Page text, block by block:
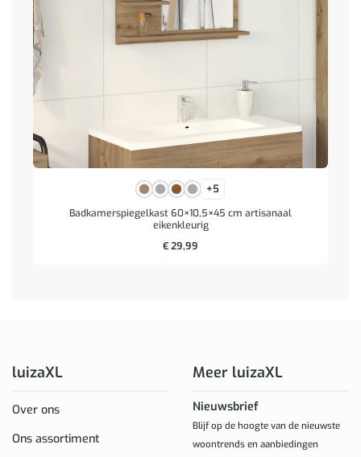
+5
Badkamerspiegelkast 60×10,5×45 cm artisanaal
eikenkleurig
€29,99
luizaXL
Over ons
Ons assortiment
Meer luizaXL
Nieuwsbrief
Blijf op de hoogte van de nieuwste
woontrends en aanbiedingen